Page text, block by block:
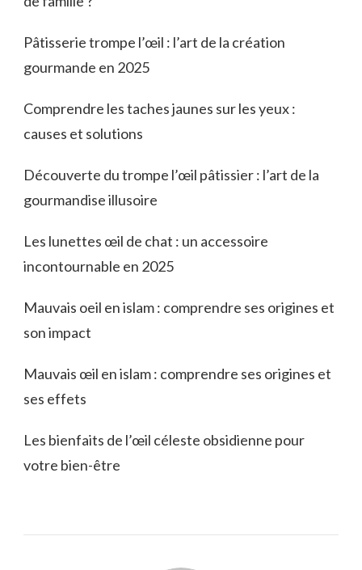
Pâtisserie trompe l’œil : l’art de la création
gourmande en 2025
Comprendre les taches jaunes sur les yeux :
causes et solutions
Découverte du trompe l’œil pâtissier : l’art de la
gourmandise illusoire
Les lunettes œil de chat : un accessoire
incontournable en 2025
Mauvais oeil en islam : comprendre ses origines et
son impact
Mauvais œil en islam : comprendre ses origines et
ses effets
Les bienfaits de l’œil céleste obsidienne pour
votre bien-être